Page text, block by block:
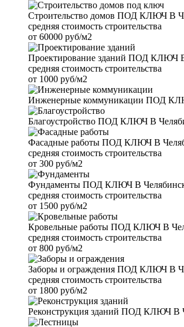
Строительство домов ПОД КЛЮЧ В
средняя стоимость строительства
от 60000 руб/м2
Проектирование зданий ПОД КЛЮЧ В
средняя стоимость строительства
от 1000 руб/м2
Инженерные коммуникации ПОД
Благоустройство ПОД КЛЮЧ В
Фасадные работы ПОД КЛЮЧ В
средняя стоимость строительства
от 300 руб/м2
Фундаменты ПОД КЛЮЧ В
средняя стоимость строительства
от 1500 руб/м2
Кровельные работы ПОД КЛЮЧ В
средняя стоимость строительства
от 800 руб/м2
Заборы и ограждения ПОД КЛЮЧ В
средняя стоимость строительства
от 1800 руб/м2
Реконструкция зданий ПОД КЛЮЧ В